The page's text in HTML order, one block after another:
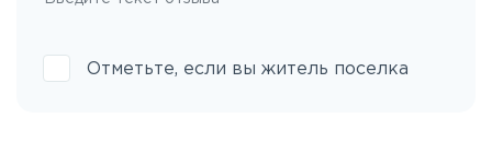
Отметьте, если вы житель поселка